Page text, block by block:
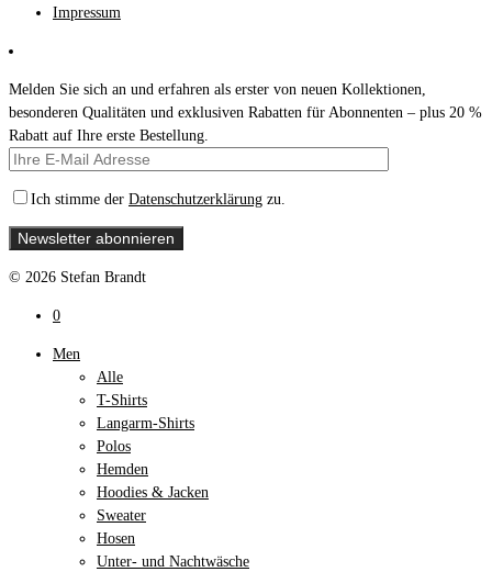
Impressum
Melden Sie sich an und erfahren als erster von neuen Kollektionen,
besonderen Qualitäten und exklusiven Rabatten für Abonnenten – plus 20 %
Rabatt auf Ihre erste Bestellung.
Ich stimme der Datenschutzerklärung zu.
© 2026 Stefan Brandt
0
Men
Alle
T-Shirts
Langarm-Shirts
Polos
Hemden
Hoodies & Jacken
Sweater
Hosen
Unter- und Nachtwäsche